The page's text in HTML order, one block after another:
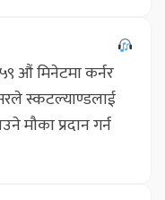
औं मिनेटमा कर्नर
स्कटल्याण्डलाई
मौका प्रदान गर्न